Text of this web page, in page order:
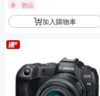
券 贈品
加入購物車